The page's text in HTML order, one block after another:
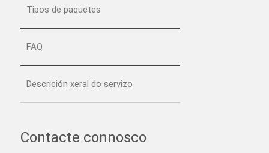
Tipos de paquetes
FAQ
Descrición xeral do servizo
Contacte connosco